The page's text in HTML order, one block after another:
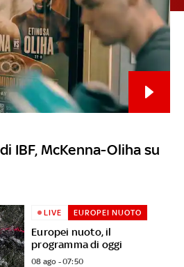
IBF, McKenna-Oliha su
Europei nuoto, il
programma di oggi
LIVE EUROPEI NUOTO
08 ago - 07:50